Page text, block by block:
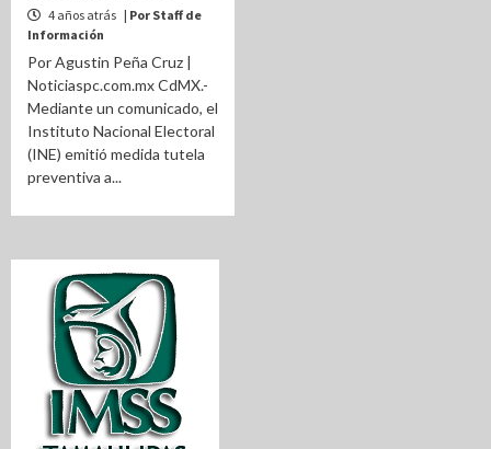
4 años atrás | Por Staff de
Información
Por Agustin Peña Cruz |
Noticiaspc.com.mx CdMX.-
Mediante un comunicado, el
Instituto Nacional Electoral
(INE) emitió medida tutela
preventiva a...